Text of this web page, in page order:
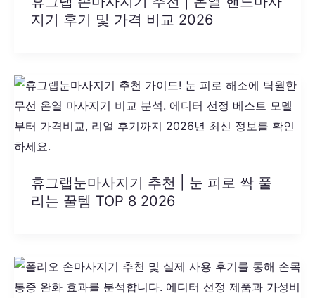
지기 후기 및 가격 비교 2026
휴그랩눈마사지기 추천 | 눈 피로 싹 풀
리는 꿀템 TOP 8 2026